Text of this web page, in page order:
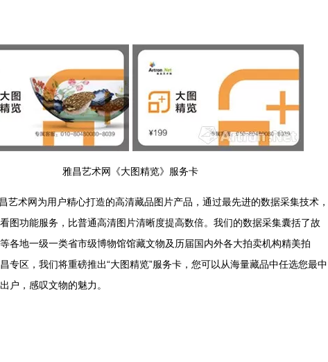
雅昌艺术网《大图精览》服务卡
艺术网为用户精心打造的高清藏品图片产品，通过最先进的数据采集技术，
图功能服务，比普通高清图片清晰度提高数倍。我们的数据采集囊括了故
各地一级一类省市级博物馆馆藏文物及历届国内外各大拍卖机构精美拍
专区，我们将重磅推出“大图精览”服务卡，您可以从海量藏品中任选您最中
户，感叹文物的魅力。